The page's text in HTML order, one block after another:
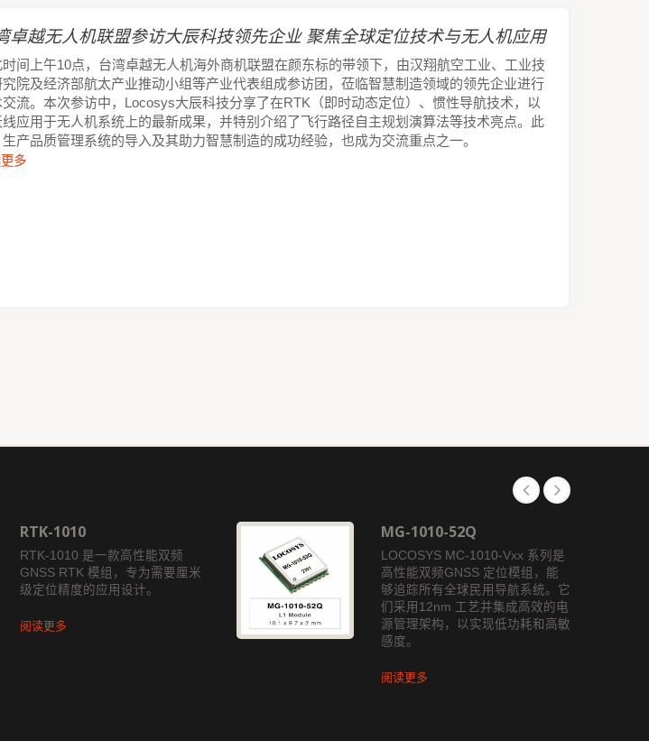
卓越无人机联盟参访大辰科技领先企业 聚焦全球定位技术与无人机应用
时间上午10点，台湾卓越无人机海外商机联盟在颜东标的带领下，由汉翔航空工业、工业技
究院及经济部航太产业推动小组等产业代表组成参访团，莅临智慧制造领域的领先企业进行
流。本次参访中，Locosys大辰科技分享了在RTK（即时动态定位）、惯性导航技术，以
线应用于无人机系统上的最新成果，并特别介绍了飞行路径自主规划演算法等技术亮点。此
产品质管理系统的导入及其助力智慧制造的成功经验，也成为交流重点之一。
多
RTK-1010
RTK-1010 是一款高性能双频
GNSS RTK 模组，专为需要厘米
级定位精度的应用设计。
阅读更多
MG-1010-52Q
LOCOSYS MC-1010-Vxx 系列是
高性能双频GNSS 定位模组，能
够追踪所有全球民用导航系统。它
们采用12nm 工艺并集成高效的电
源管理架构，以实现低功耗和高敏
感度。
阅读更多